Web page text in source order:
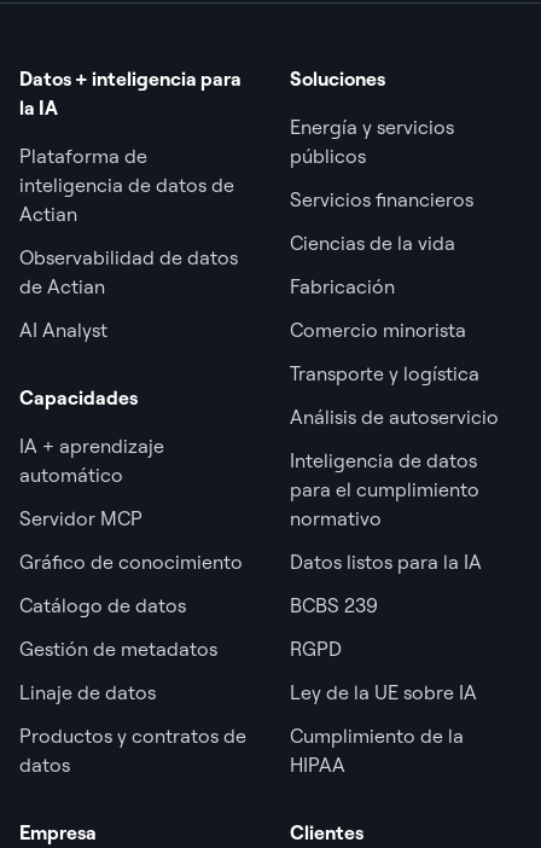
Datos + inteligencia para
la IA
Plataforma de
inteligencia de datos de
Actian
Observabilidad de datos
de Actian
AI Analyst
Capacidades
IA + aprendizaje
automático
Servidor MCP
Gráfico de conocimiento
Catálogo de datos
Gestión de metadatos
Linaje de datos
Productos y contratos de
datos
Soluciones
Energía y servicios
públicos
Servicios financieros
Ciencias de la vida
Fabricación
Comercio minorista
Transporte y logística
Análisis de autoservicio
Inteligencia de datos
para el cumplimiento
normativo
Datos listos para la IA
BCBS 239
RGPD
Ley de la UE sobre IA
Cumplimiento de la
HIPAA
Empresa
Clientes